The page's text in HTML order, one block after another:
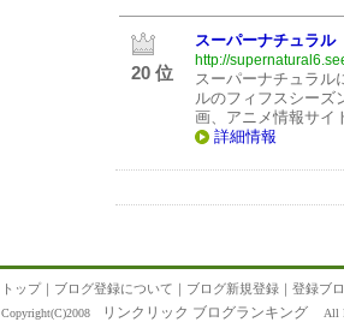
20 位
スーパーナチュラル
http://
スーパーナチュラル
ルのフィフスシーズ
画、アニメ情報サイ
詳細情報
トップ｜ ブログ登録について ｜ ブログ新規登録 ｜ 登録ブ
Copyright(C)2008 リンクリック ブログランキング All